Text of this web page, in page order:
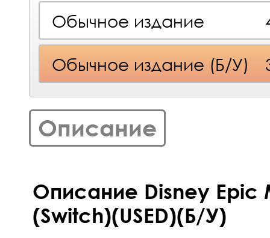
Обычное издание
Обычное издание (Б/У)
Описание
Описание Disney Epic
(Switch)(USED)(Б/У)